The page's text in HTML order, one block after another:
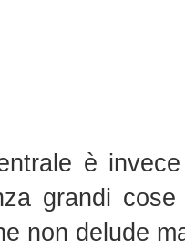
è
grandi
non delude